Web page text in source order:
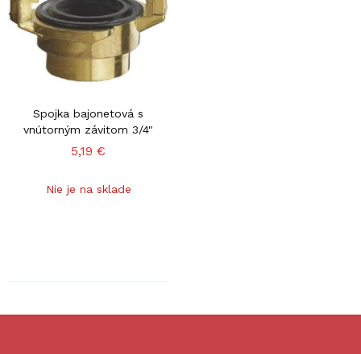
Spojka bajonetová s
vnútorným závitom 3/4"
5,19 €
Nie je na sklade